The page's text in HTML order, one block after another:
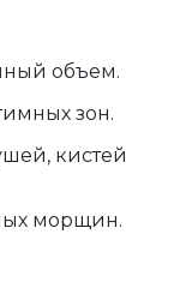
объем.
зон.
кистей
морщин.